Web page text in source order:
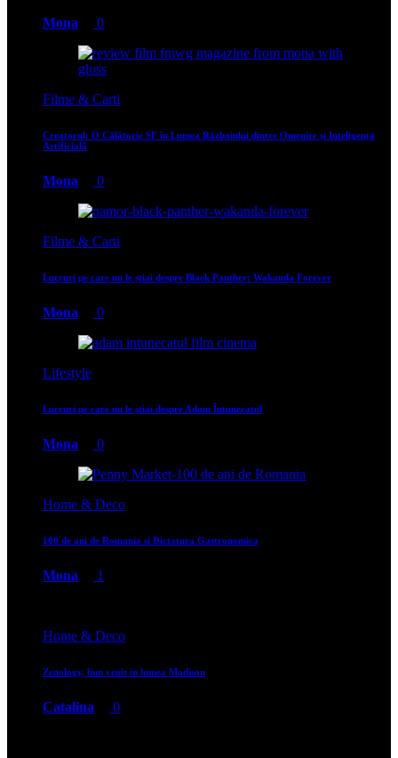
Mona 0
Filme & Carti
Creatorul: O Călătorie SF în Lumea Războiului dintre Omenire și Inteligența
Artificială
Mona 0
Filme & Carti
Lucruri pe care nu le știai despre Black Panther: Wakanda Forever
Mona 0
Lifestyle
Lucruri pe care nu le știai despre Adam Întunecatul
Mona 0
Home & Deco
100 de ani de Romania si Dictatura Gastronomica
Mona 1
Home & Deco
Zenology, bun venit in lumea Madison
Catalina 0